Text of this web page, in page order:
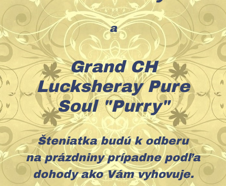
a
Grand CH
Lucksheray Pure
Soul "Purry"
Šteniatka budú k odberu
na prázdniny prípadne podľa
dohody ako Vám vyhovuje.